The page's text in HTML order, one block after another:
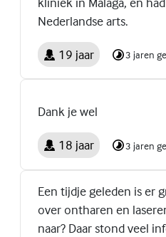
Nederlandse arts.
19 jaar 3 jaren
Dank je wel
18 jaar 3 jaren
Een tijdje geleden is er
over ontharen en
naar? Daar stond veel